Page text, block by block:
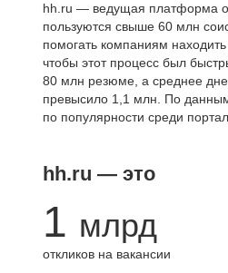
hh.ru — ведущая платформа
пользуются свыше 60 млн
помогать компаниям
чтобы этот процесс был
80 млн резюме, а среднее
превысило 1,1 млн. По
по популярности среди
hh.ru — это
1 млрд
откликов на вакансии